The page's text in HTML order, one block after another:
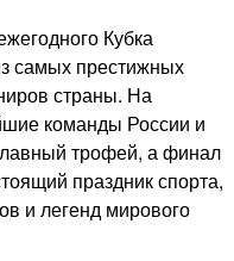
Кубка
самых престижных
страны. На
команды России и
трофей, а финал
праздник спорта,
и легенд мирового